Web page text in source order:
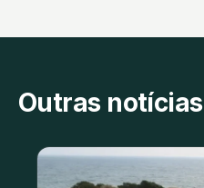
Outras notícias